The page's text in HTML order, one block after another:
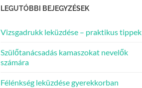
LEGUTÓBBI BEJEGYZÉSEK
Vizsgadrukk leküzdése – praktikus tippek
Szülőtanácsadás kamaszokat nevelők
számára
Félénkség leküzdése gyerekkorban